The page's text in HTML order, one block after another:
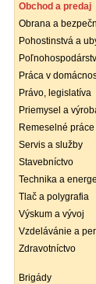
Obchod a predaj
Obrana a
Pohostinstvá a
Práca v
Právo, legislatíva
Priemysel a
Remeselné práce
Servis a služby
Stavebníctvo
Technika a
Tlač a polygrafia
Výskum a vývoj
Vzdelávánie a
Zdravotníctvo
Brigády